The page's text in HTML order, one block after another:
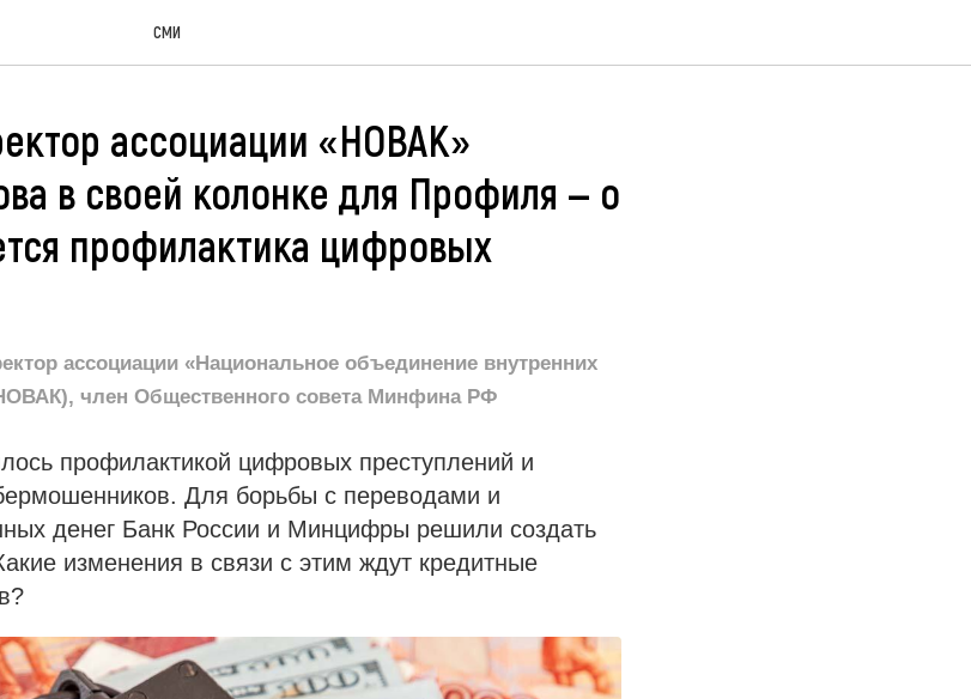
СМИ
ассоциации «НОВАК»
в своей колонке для Профиля — о
профилактика цифровых
ассоциации «Национальное объединение внутренних
член Общественного совета Минфина РФ
профилактикой цифровых преступлений и
Для борьбы с переводами и
денег Банк России и Минцифры решили создать
изменения в связи с этим ждут кредитные